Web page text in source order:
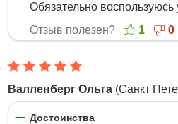
Обязательно
Отзыв полезен?
1 0
Валленберг Ольга (Санкт
Достоинства